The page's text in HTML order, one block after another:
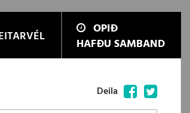
OPIÐ
HAFÐU SAMBAND
Deila FacebookTwitter